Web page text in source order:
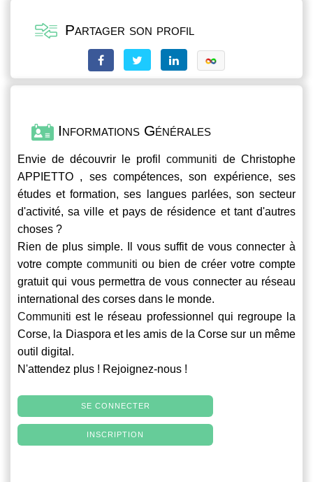
Partager son profil
Informations Générales
Envie de découvrir le profil communiti de Christophe
APPIETTO , ses compétences, son expérience, ses
études et formation, ses langues parlées, son secteur
d'activité, sa ville et pays de résidence et tant d'autres
choses ?
Rien de plus simple. Il vous suffit de vous connecter à
votre compte communiti ou bien de créer votre compte
gratuit qui vous permettra de vous connecter au réseau
international des corses dans le monde.
Communiti est le réseau professionnel qui regroupe la
Corse, la Diaspora et les amis de la Corse sur un même
outil digital.
N'attendez plus ! Rejoignez-nous !
SE CONNECTER
INSCRIPTION